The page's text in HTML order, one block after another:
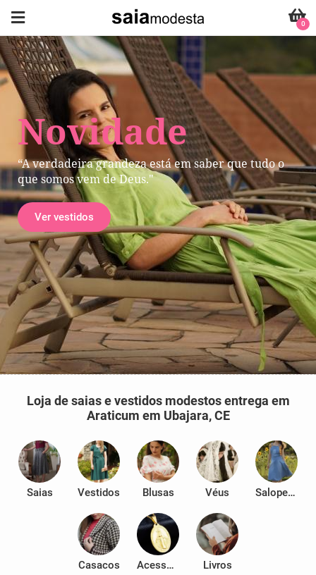
Novidade
“A verdadeira grandeza está em saber que tudo o
que somos vem de Deus."
Ver vestidos
0
Loja de saias e vestidos modestos entrega em
Araticum em Ubajara, CE
Saias Vestidos Blusas Véus Salopetes
Casacos Acessórios Livros